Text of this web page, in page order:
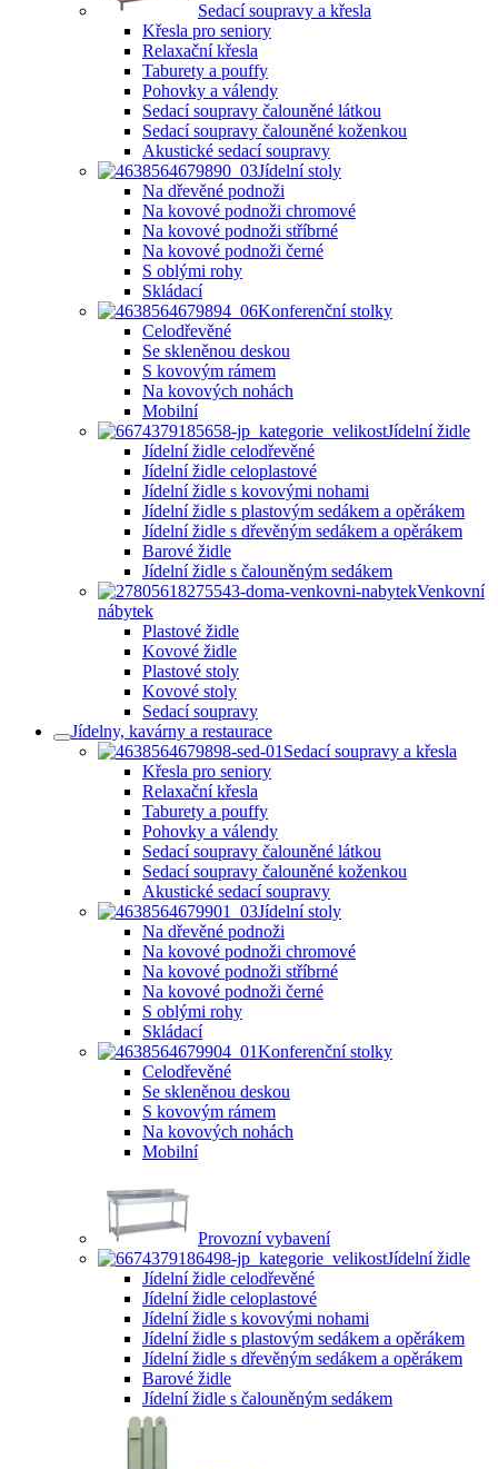
Sedací soupravy a křesla
Křesla pro seniory
Relaxační křesla
Taburety a pouffy
Pohovky a válendy
Sedací soupravy čalouněné látkou
Sedací soupravy čalouněné koženkou
Akustické sedací soupravy
Jídelní stoly
Na dřevěné podnoži
Na kovové podnoži chromové
Na kovové podnoži stříbrné
Na kovové podnoži černé
S oblými rohy
Skládací
Konferenční stolky
Celodřevěné
Se skleněnou deskou
S kovovým rámem
Na kovových nohách
Mobilní
Jídelní židle
Jídelní židle celodřevěné
Jídelní židle celoplastové
Jídelní židle s kovovými nohami
Jídelní židle s plastovým sedákem a opěrákem
Jídelní židle s dřevěným sedákem a opěrákem
Barové židle
Jídelní židle s čalouněným sedákem
Venkovní
nábytek
Plastové židle
Kovové židle
Plastové stoly
Kovové stoly
Sedací soupravy
Jídelny, kavárny a restaurace
Sedací soupravy a křesla
Křesla pro seniory
Relaxační křesla
Taburety a pouffy
Pohovky a válendy
Sedací soupravy čalouněné látkou
Sedací soupravy čalouněné koženkou
Akustické sedací soupravy
Jídelní stoly
Na dřevěné podnoži
Na kovové podnoži chromové
Na kovové podnoži stříbrné
Na kovové podnoži černé
S oblými rohy
Skládací
Konferenční stolky
Celodřevěné
Se skleněnou deskou
S kovovým rámem
Na kovových nohách
Mobilní
Provozní vybavení
Jídelní židle
Jídelní židle celodřevěné
Jídelní židle celoplastové
Jídelní židle s kovovými nohami
Jídelní židle s plastovým sedákem a opěrákem
Jídelní židle s dřevěným sedákem a opěrákem
Barové židle
Jídelní židle s čalouněným sedákem